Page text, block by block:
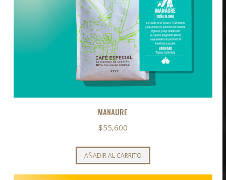
MANAURE
$55,600
AÑADIR AL CARRITO